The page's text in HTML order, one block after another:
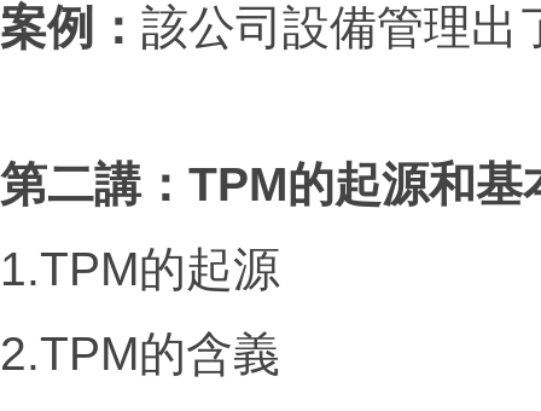
案例： 該公司設備管理出
第二講： TPM的起源和基
1.TPM的起源
2.TPM的含義